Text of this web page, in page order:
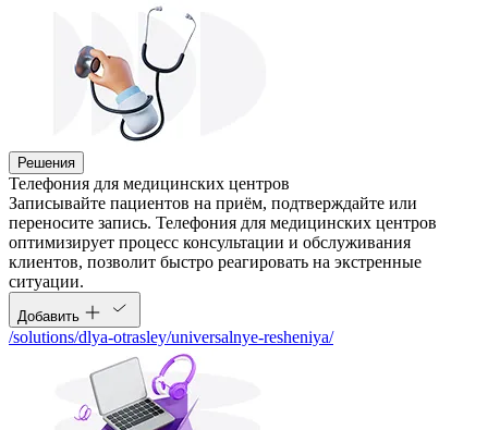
Решения
Телефония для медицинских центров
Записывайте пациентов на приём, подтверждайте или
переносите запись. Телефония для медицинских центров
оптимизирует процесс консультации и обслуживания
клиентов, позволит быстро реагировать на экстренные
ситуации.
Добавить
/solutions/dlya-otrasley/universalnye-resheniya/